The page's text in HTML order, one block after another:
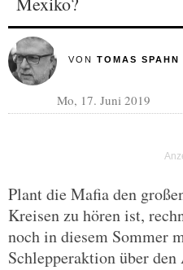
VON TOMAS SPAHN
Mo, 17. Juni 2019
Plant die Mafia den
Kreisen zu hören ist,
noch in diesem Sommer
Schlepperaktion über